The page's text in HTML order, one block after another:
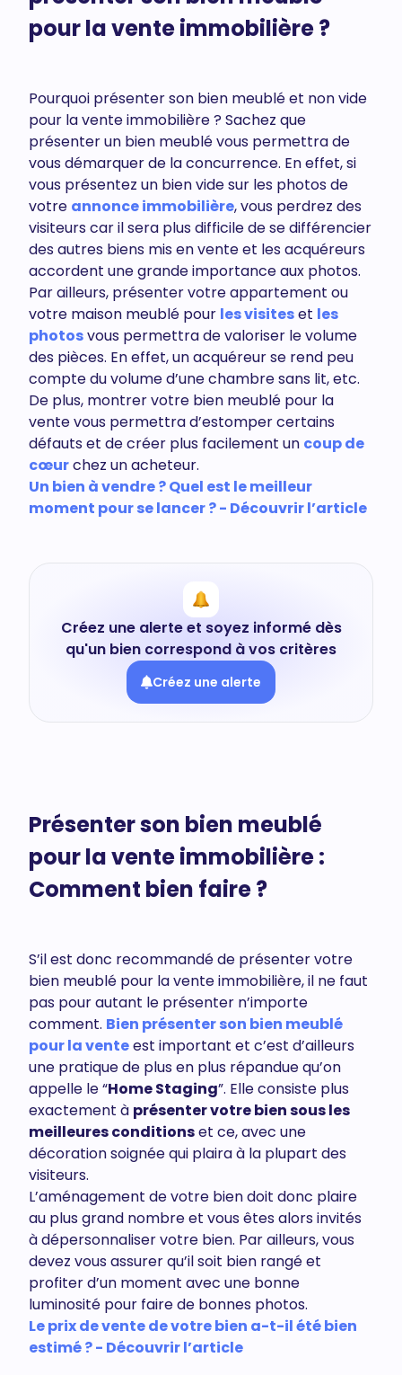
pour la vente immobilière ?
Pourquoi présenter son bien meublé et non vide
pour la vente immobilière ? Sachez que
présenter un bien meublé vous permettra de
vous démarquer de la concurrence. En effet, si
vous présentez un bien vide sur les photos de
votre annonce immobilière, vous perdrez des
visiteurs car il sera plus difficile de se différencier
des autres biens mis en vente et les acquéreurs
accordent une grande importance aux photos.
Par ailleurs, présenter votre appartement ou
votre maison meublé pour les visiteset les
photosvous permettra de valoriser le volume
des pièces. En effet, un acquéreur se rend peu
compte du volume d’une chambre sans lit, etc.
De plus, montrer votre bien meublé pour la
vente vous permettra d’estomper certains
défauts et de créer plus facilement un coup de
cœurchez un acheteur.
Un bien à vendre ? Quel est le meilleur
moment pour se lancer ? - Découvrir l’article
Créez une alerte et soyez informé dès
qu'un bien correspond à vos critères
Créez une alerte
Présenter son bien meublé
pour la vente immobilière :
Comment bien faire ?
S’il est donc recommandé de présenter votre
bien meublé pour la vente immobilière, il ne faut
pas pour autant le présenter n’importe
comment. Bien présenter son bien meublé
pour la venteest important et c’est d’ailleurs
une pratique de plus en plus répandue qu’on
appelle le “Home Staging”. Elle consiste plus
exactement à présenter votre bien sous les
meilleures conditionset ce, avec une
décoration soignée qui plaira à la plupart des
visiteurs.
L’aménagement de votre bien doit donc plaire
au plus grand nombre et vous êtes alors invités
à dépersonnaliser votre bien. Par ailleurs, vous
devez vous assurer qu’il soit bien rangé et
profiter d’un moment avec une bonne
luminosité pour faire de bonnes photos.
Le prix de vente de votre bien a-t-il été bien
estimé ? - Découvrir l’article